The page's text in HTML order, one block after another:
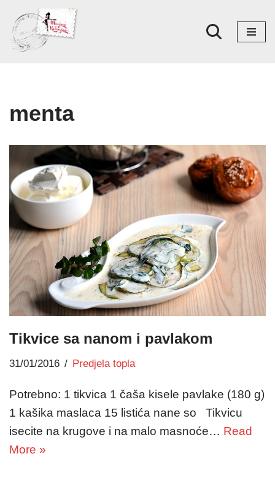
Skoči
na
menta
Tikvice sa nanom i pavlakom
31/01/2016 Predjela topla
Potrebno: 1 tikvica 1 čaša kisele pavlake (180 g)
1 kašika maslaca 15 listića nane so Tikvicu
isecite na krugove i na malo masnoće… Read
More »